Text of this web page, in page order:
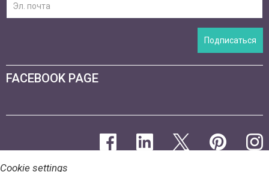
Подписаться
FACEBOOK PAGE
Cookie settings